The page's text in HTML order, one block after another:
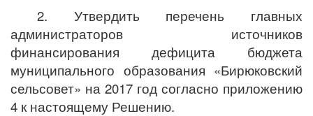
2. Утвердить перечень главных
администраторов источников
финансирования дефицита бюджета
муниципального образования «Бирюковский
сельсовет» на 2017 год согласно приложению
4 к настоящему Решению.